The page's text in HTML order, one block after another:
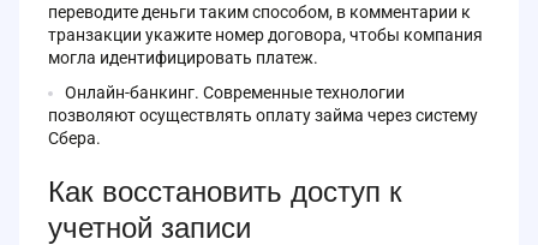
переводите деньги таким способом, в комментарии к
транзакции укажите номер договора, чтобы компания
могла идентифицировать платеж.
Онлайн-банкинг. Современные технологии
позволяют осуществлять оплату займа через систему
Сбера.
Как восстановить доступ к
учетной записи